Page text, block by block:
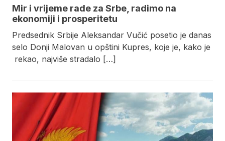
Mir i vrijeme rade za Srbe, radimo na
ekonomiji i prosperitetu
Predsednik Srbije Aleksandar Vučić posetio je danas
selo Donji Malovan u opštini Kupres, koje je, kako je
rekao, najviše stradalo […]